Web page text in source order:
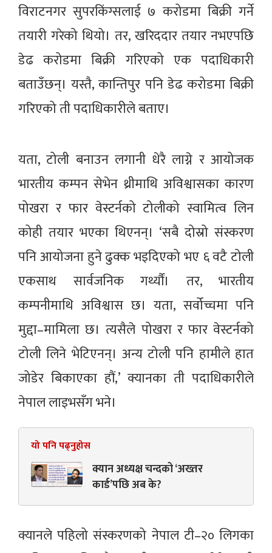
विराटनगर सुपरकिंग्सलाई ७ करोडमा बिक्री गर्ने
तयारी गरेको थियो। तर, खरिददार तयार नभएपछि
डेढ करोडमा बिक्री गरिएको एक पदाधिकारी
बताउँछन्। यस्तै, कान्तिपुर पनि डेढ करोडमा बिक्री
गरिएको ती पदाधिकारीले बताए।
यता, टोली बनाउन लगानी धेरै लाग्ने र आयोजक
भारतीय कम्पन सेभेन थ्रीमाथि अविश्वासका कारण
पोखरा र फार वेस्टर्नको टोलीको स्वामित्व लिन
कोही तयार भएका थिएनन्। ‘सबै दोस्रो संस्करण
पनि आयोजना हुने ढुक्क भइदिएको भए ६ वटै टोली
एकसाथ सार्वजनिक गर्थ्यौं। तर, भारतीय
कम्पनीमाथि अविश्वास छ। यता, सर्वोच्चमा पनि
मुद्दा–मामिला छ। त्यसैले पोखरा र फार वेस्टर्नको
टोली लिने भेटिएनन्। अन्य टोली पनि हामीले हात
जोडेर बिकाएका हौं,’ क्यानका ती पदाधिकारीले
नेपाल लाइभसँग भने।
यो पनि पढ्नुहोस
क्यान अध्यक्ष चन्दको ‘अख्तर
कार्ड’पछि अब के?
क्यानले पहिलो संस्करणको नेपाल टी–२० लिगका